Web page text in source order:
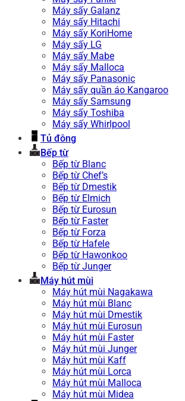
Máy sấy Galanz
Máy sấy Hitachi
Máy sấy KoriHome
Máy sấy LG
Máy sấy Mabe
Máy sấy Malloca
Máy sấy Panasonic
Máy sấy quần áo Kangaroo
Máy sấy Samsung
Máy sấy Toshiba
Máy sấy Whirlpool
Tủ đông
Bếp từ
Bếp từ Blanc
Bếp từ Chef’s
Bếp từ Dmestik
Bếp từ Elmich
Bếp từ Eurosun
Bếp từ Faster
Bếp từ Forza
Bếp từ Hafele
Bếp từ Hawonkoo
Bếp từ Junger
Máy hút mùi
Máy hút mùi Nagakawa
Máy hút mùi Blanc
Máy hút mùi Dmestik
Máy hút mùi Eurosun
Máy hút mùi Faster
Máy hút mùi Junger
Máy hút mùi Kaff
Máy hút mùi Lorca
Máy hút mùi Malloca
Máy hút mùi Midea